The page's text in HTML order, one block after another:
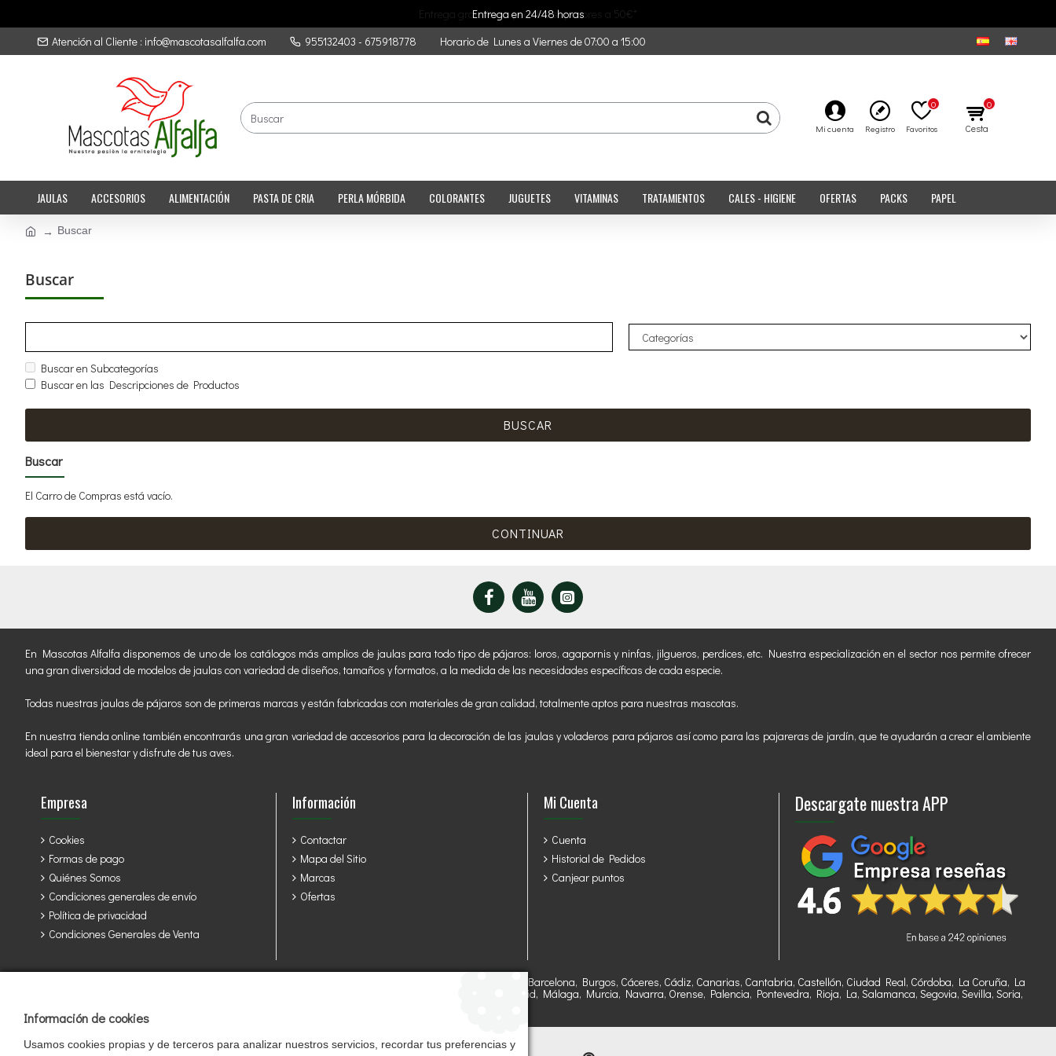
Entrega gratuita en pedidos superiores a 50€*
Entrega en 24/48 horas
Atención al Cliente : info@mascotasalfalfa.com
955132403 - 675918778 Horario de Lunes a Viernes de 07:00 a 15:00
Mi cuenta Registro Favoritos
0
Cesta
0
JAULAS ACCESORIOS ALIMENTACIÓN PASTA DE CRIA PERLA MÓRBIDA COLORANTES JUGUETES VITAMINAS TRATAMIENTOS CALES - HIGIENE OFERTAS PACKS PAPEL
Buscar
Buscar
Buscar en Subcategorías
Buscar en las Descripciones de Productos
BUSCAR
Buscar
El Carro de Compras está vacío.
CONTINUAR
En Mascotas Alfalfa disponemos de uno de los catálogos más amplios de jaulas para todo tipo de pájaros: loros, agapornis y ninfas, jilgueros, perdices, etc. Nuestra especialización en el sector nos permite ofrecer
una gran diversidad de modelos de jaulas con variedad de diseños, tamaños y formatos, a la medida de las necesidades específicas de cada especie.
Todas nuestras jaulas de pájaros son de primeras marcas y están fabricadas con materiales de gran calidad, totalmente aptos para nuestras mascotas.
En nuestra tienda online también encontrarás una gran variedad de accesorios para la decoración de las jaulas y voladeros para pájaros así como para las pajareras de jardín, que te ayudarán a crear el ambiente
ideal para el bienestar y disfrute de tus aves.
Empresa
Cookies
Formas de pago
Quiénes Somos
Condiciones generales de envío
Política de privacidad
Condiciones Generales de Venta
Información
Contactar
Mapa del Sitio
Marcas
Ofertas
Mi Cuenta
Cuenta
Historial de Pedidos
Canjear puntos
Descargate nuestra APP
Jaulas y accesorios para sus pájaros: Álava, Albacete, Alicante, Almería, Asturias, Avila, Badajoz, Baleares, Barcelona, Burgos, Cáceres, Cádiz, Canarias, Cantabria, Castellón, Ciudad Real, Córdoba, La Coruña, La
Rioja, Cuenca, Girona, Granada, Guadalajara, Guipuzcoa, Huelva, Huesca, Jaen, León, Lleida, Lugo, Madrid, Málaga, Murcia, Navarra, Orense, Palencia, Pontevedra, Rioja, La, Salamanca, Segovia, Sevilla, Soria,
Información de cookies
Usamos cookies propias y de terceros para analizar nuestros servicios, recordar tus preferencias y